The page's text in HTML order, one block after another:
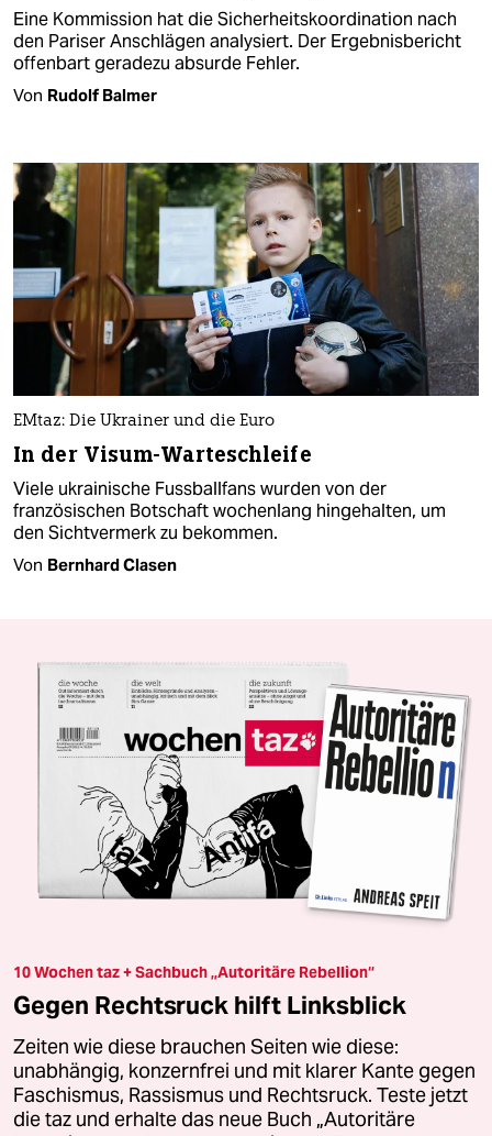
Eine Kommission hat die Sicherheitskoordination nach
den Pariser Anschlägen analysiert. Der Ergebnisbericht
offenbart geradezu absurde Fehler.
Von Rudolf Balmer
EMtaz: Die Ukrainer und die Euro
In der Visum-Warteschleife
Viele ukrainische Fussballfans wurden von der
französischen Botschaft wochenlang hingehalten, um
den Sichtvermerk zu bekommen.
Von Bernhard Clasen
10 Wochen taz + Sachbuch „Autoritäre Rebellion“
Gegen Rechtsruck hilft Linksblick
Zeiten wie diese brauchen Seiten wie diese:
unabhängig, konzernfrei und mit klarer Kante gegen
Faschismus, Rassismus und Rechtsruck. Teste jetzt
die taz und erhalte das neue Buch „Autoritäre